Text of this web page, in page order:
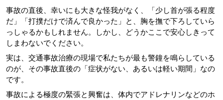
事故の直後、幸いにも大きな怪我がなく、「少し首が張る程度
だ」「打撲だけで済んで良かった」と、胸を撫で下ろしていら
っしゃるかもしれません。しかし、どうかここで安心しきって
しまわないでください。
実は、交通事故治療の現場で私たちが最も警鐘を鳴らしている
のが、その事故直後の「症状がない、あるいは軽い期間」なの
です。
事故による極度の緊張と興奮は、体内でアドレナリンなどのホ